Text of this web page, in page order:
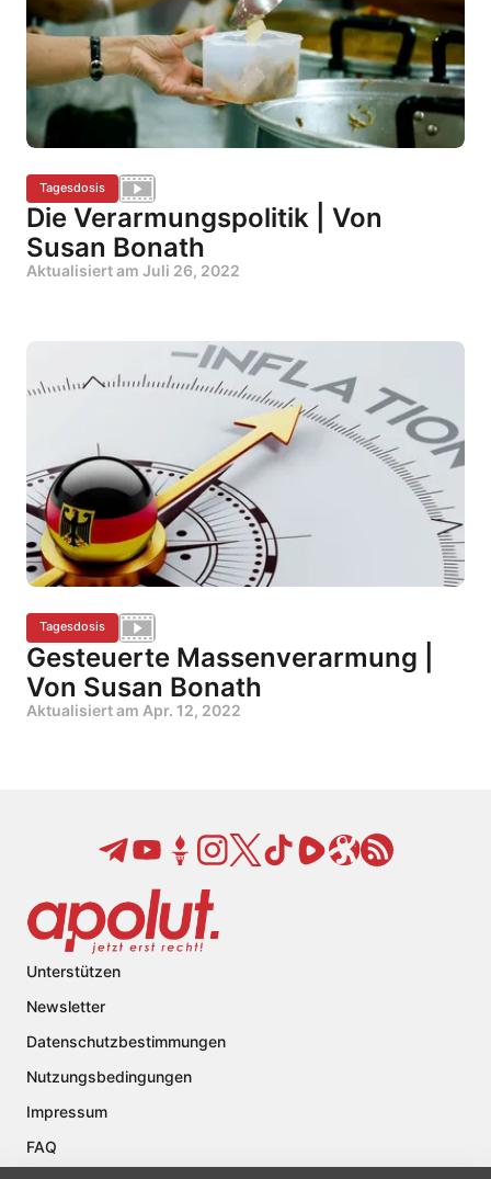
Tagesdosis
Die Verarmungspolitik | Von
Susan Bonath
Aktualisiert am Juli 26, 2022
Tagesdosis
Gesteuerte Massenverarmung |
Von Susan Bonath
Aktualisiert am Apr. 12, 2022
Unterstützen
Newsletter
Datenschutzbestimmungen
Nutzungsbedingungen
Impressum
FAQ